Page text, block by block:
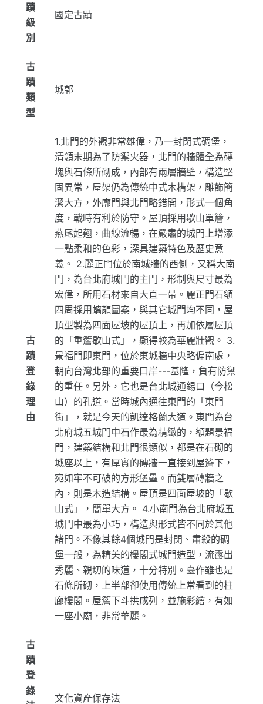
蹟
級
別
國定古蹟
古
蹟
類
型
城郭
古
蹟
登
錄
理
由
1.北門的外觀非常雄偉，乃一封閉式碉堡，
清領末期為了防禦火器，北門的牆體全為磚
塊與石條所砌成，內部有兩層牆壁，構造堅
固異常，屋架仍為傳統中式木構架，雕飾簡
潔大方，外廓門與北門略錯開，形式一個角
度，戰時有利於防守。屋頂採用歇山單簷，
燕尾起翹，曲線流暢，在嚴肅的城門上增添
一點柔和的色彩，深具建築特色及歷史意
義。 2.麗正門位於南城牆的西側，又稱大南
門，為台北府城門的主門，形制與尺寸最為
宏偉，所用石材來自大直一帶。麗正門石額
四周採用螭龍圖案，與其它城門均不同，屋
頂型製為四面屋坡的屋頂上，再加依層屋頂
的「重簷歇山式」，顯得較為華麗壯觀。 3.
景福門即東門，位於東城牆中央略偏南處，
朝向台灣北部的重要口岸---基隆，負有防禦
的重任。另外，它也是台北城通錫口（今松
山）的孔道。當時城內通往東門的「東門
街」，就是今天的凱達格蘭大道。東門為台
北府城五城門中石作最為精緻的，額題景福
門，建築結構和北門很類似，都是在石砌的
城座以上，有厚實的磚牆一直接到屋簷下，
宛如牢不可破的方形堡壘。而雙層磚牆之
內，則是木造結構。屋頂是四面屋坡的「歇
山式」，簡單大方。 4.小南門為台北府城五
城門中最為小巧，構造與形式皆不同於其他
諸門。不像其餘4個城門是封閉、肅殺的碉
堡一般，為精美的樓閣式城門造型，流露出
秀麗、親切的味道，十分特別。臺作雖也是
石條所砌，上半部卻使用傳統上常看到的柱
廊樓閣。屋簷下斗拱成列，並施彩繪，有如
一座小廟，非常華麗。
古
蹟
登
錄
文化資產保存法